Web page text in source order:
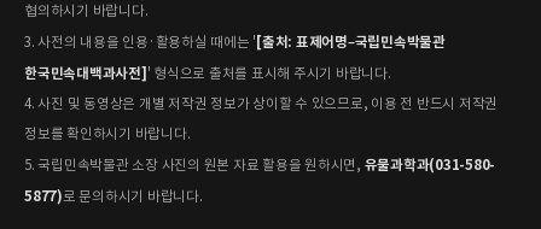
협의하시기 바랍니다.
3. 사전의 내용을 인용·활용하실 때에는 ' [출처: 표제어명–국립민속박물관
한국민속대백과사전] ' 형식으로 출처를 표시해 주시기 바랍니다.
4. 사진 및 동영상은 개별 저작권 정보가 상이할 수 있으므로, 이용 전 반드시 저작권
정보를 확인하시기 바랍니다.
5. 국립민속박물관 소장 사진의 원본 자료 활용을 원하시면, 유물과학과(031-580-
5877) 로 문의하시기 바랍니다.